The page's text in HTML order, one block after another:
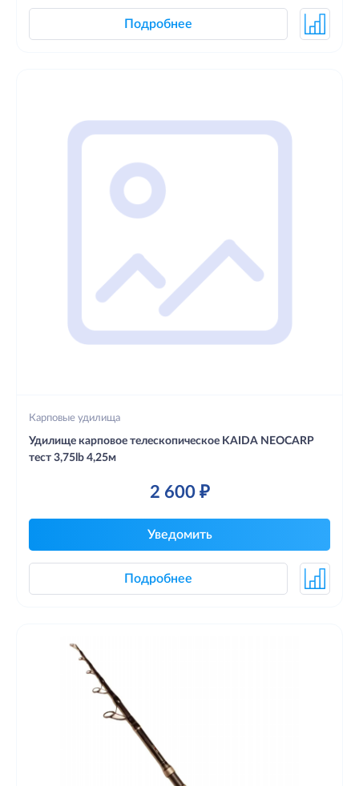
Подробнее
Карповые удилища
Удилище карповое телескопическое KAIDA NEOCARP
тест 3,75lb 4,25м
2 600 ₽
Уведомить
Подробнее